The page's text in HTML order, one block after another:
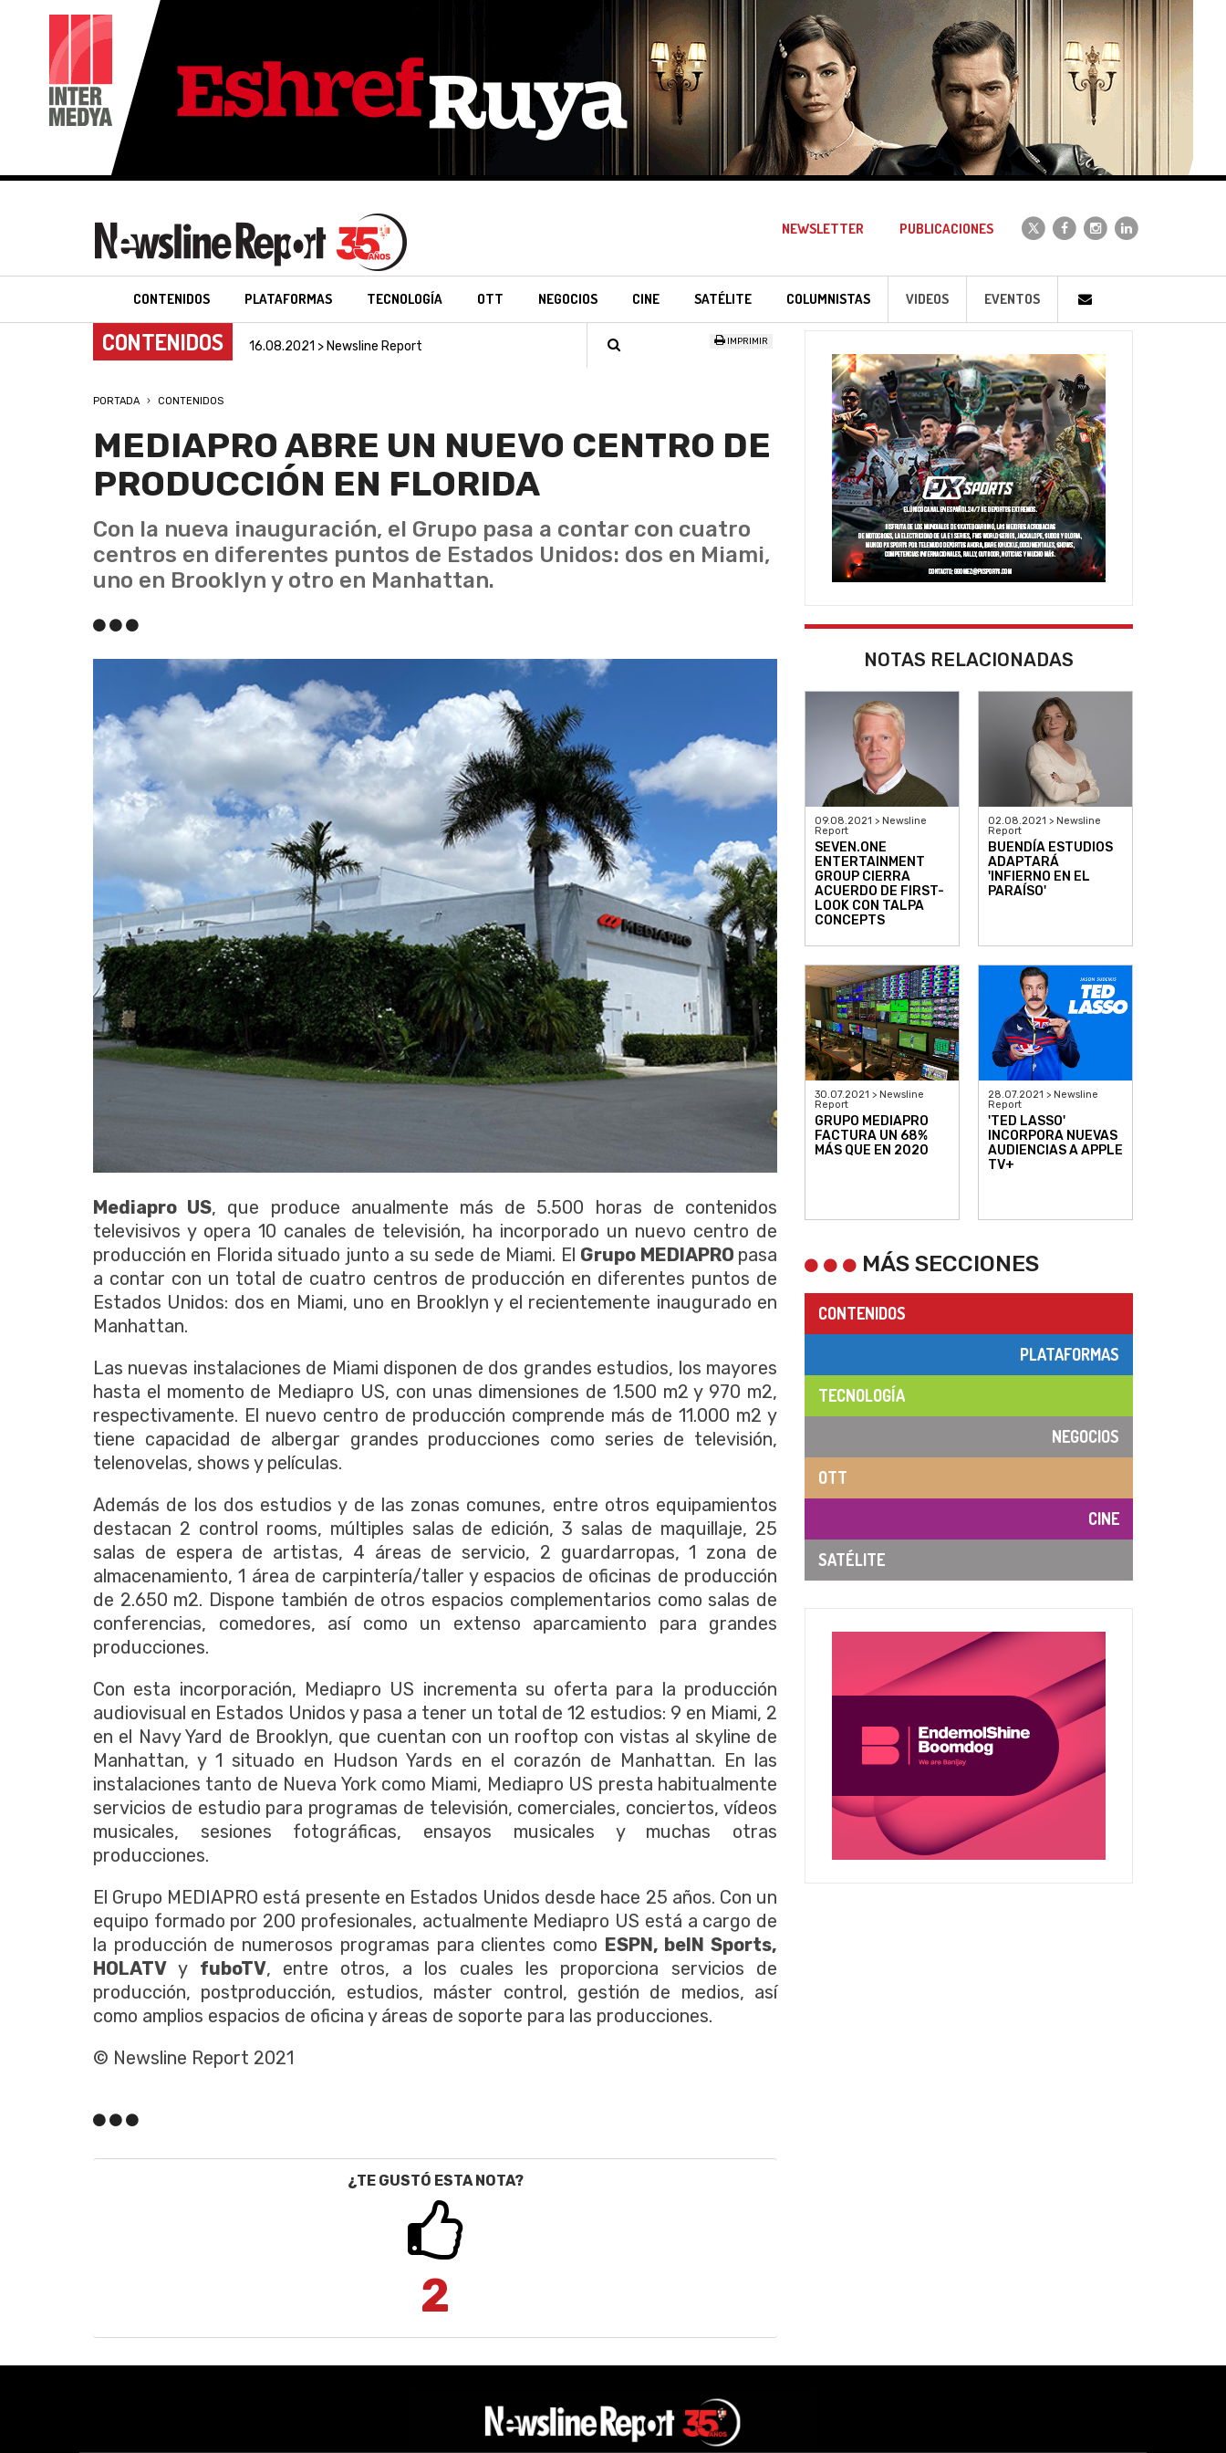
NEWSLETTER PUBLICACIONES
CONTENIDOS PLATAFORMAS TECNOLOGÍA OTT NEGOCIOS CINE SATÉLITE COLUMNISTAS VIDEOS EVENTOS
CONTENIDOS 16.08.2021 > Newsline Report IMPRIMIR
PORTADA CONTENIDOS
MEDIAPRO ABRE UN NUEVO CENTRO DE
PRODUCCIÓN EN FLORIDA
Con la nueva inauguración, el Grupo pasa a contar con cuatro
centros en diferentes puntos de Estados Unidos: dos en Miami,
uno en Brooklyn y otro en Manhattan.
Mediapro US, que produce anualmente más de 5.500 horas de contenidos
televisivos y opera 10 canales de televisión, ha incorporado un nuevo centro de
producción en Florida situado junto a su sede de Miami. El Grupo MEDIAPRO pasa
a contar con un total de cuatro centros de producción en diferentes puntos de
Estados Unidos: dos en Miami, uno en Brooklyn y el recientemente inaugurado en
Manhattan.
Las nuevas instalaciones de Miami disponen de dos grandes estudios, los mayores
hasta el momento de Mediapro US, con unas dimensiones de 1.500 m2 y 970 m2,
respectivamente. El nuevo centro de producción comprende más de 11.000 m2 y
tiene capacidad de albergar grandes producciones como series de televisión,
telenovelas, shows y películas.
Además de los dos estudios y de las zonas comunes, entre otros equipamientos
destacan 2 control rooms, múltiples salas de edición, 3 salas de maquillaje, 25
salas de espera de artistas, 4 áreas de servicio, 2 guardarropas, 1 zona de
almacenamiento, 1 área de carpintería/taller y espacios de oficinas de producción
de 2.650 m2. Dispone también de otros espacios complementarios como salas de
conferencias, comedores, así como un extenso aparcamiento para grandes
producciones.
Con esta incorporación, Mediapro US incrementa su oferta para la producción
audiovisual en Estados Unidos y pasa a tener un total de 12 estudios: 9 en Miami, 2
en el Navy Yard de Brooklyn, que cuentan con un rooftop con vistas al skyline de
Manhattan, y 1 situado en Hudson Yards en el corazón de Manhattan. En las
instalaciones tanto de Nueva York como Miami, Mediapro US presta habitualmente
servicios de estudio para programas de televisión, comerciales, conciertos, vídeos
musicales, sesiones fotográficas, ensayos musicales y muchas otras
producciones.
El Grupo MEDIAPRO está presente en Estados Unidos desde hace 25 años. Con un
equipo formado por 200 profesionales, actualmente Mediapro US está a cargo de
la producción de numerosos programas para clientes como ESPN, beIN Sports,
HOLATVy fuboTV, entre otros, a los cuales les proporciona servicios de
producción, postproducción, estudios, máster control, gestión de medios, así
como amplios espacios de oficina y áreas de soporte para las producciones.
© Newsline Report 2021
¿TE GUSTÓ ESTA NOTA?
2
NOTAS RELACIONADAS
09.08.2021 > Newsline
Report
SEVEN.ONE
ENTERTAINMENT
GROUP CIERRA
ACUERDO DE FIRST-
LOOK CON TALPA
CONCEPTS
02.08.2021 > Newsline
Report
BUENDÍA ESTUDIOS
ADAPTARÁ
'INFIERNO EN EL
PARAÍSO'
30.07.2021 > Newsline
Report
GRUPO MEDIAPRO
FACTURA UN 68%
MÁS QUE EN 2020
28.07.2021 > Newsline
Report
'TED LASSO'
INCORPORA NUEVAS
AUDIENCIAS A APPLE
TV+
MÁS SECCIONES
CONTENIDOS
PLATAFORMAS
TECNOLOGÍA
NEGOCIOS
OTT
CINE
SATÉLITE